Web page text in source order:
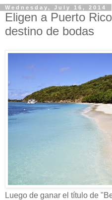
Wednesday, July 16, 2014
Eligen a Puerto
destino de bodas
Luego de ganar el título de